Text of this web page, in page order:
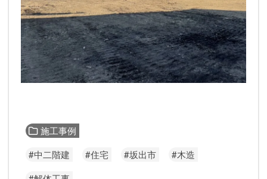
施工事例
#中二階建
#住宅 #坂出市
#木造